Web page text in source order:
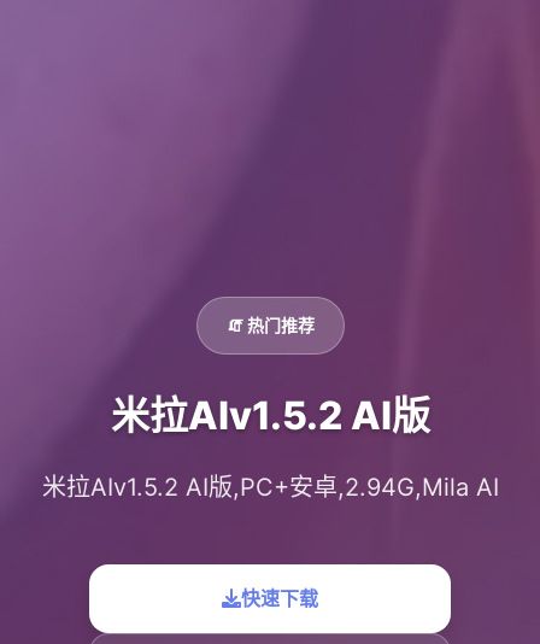
🧯 热门推荐
米拉AIv1.5.2 AI版
米拉AIv1.5.2 AI版,PC+安卓,2.94G,Mila AI
快速下载